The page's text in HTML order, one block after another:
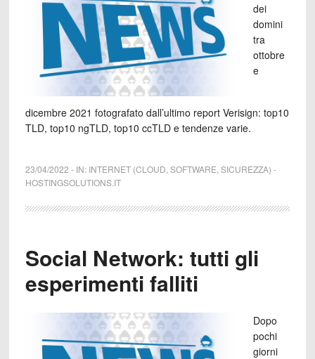
dei
domini
tra
ottobre
e
dicembre 2021 fotografato dall’ultimo report Verisign: top10
TLD, top10 ngTLD, top10 ccTLD e tendenze varie.
23/04/2022 - IN: INTERNET (CLOUD, SOFTWARE, SICUREZZA) -
HOSTINGSOLUTIONS.IT
Social Network: tutti gli
esperimenti falliti
Dopo
pochi
giorni